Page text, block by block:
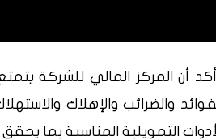
أن المركز المالي للشركة
التمويلية المناسبة بما